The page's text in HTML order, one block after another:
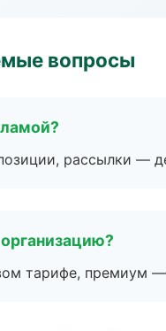
вопросы
рассылки —
тарифе, премиум